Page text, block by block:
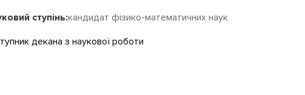
ступінь:кандидат фізико-математичних наук
декана з наукової роботи